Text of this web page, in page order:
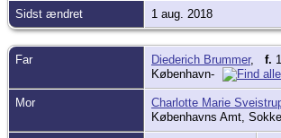
Sidst ændret 1 aug. 2018
Far Diederich Brummer, f.
København-
Mor Charlotte Marie
Københavns Amt,